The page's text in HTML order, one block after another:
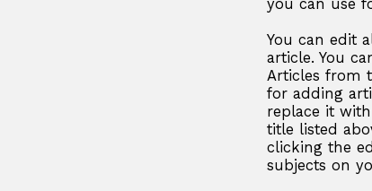
you can use
You can edit
article. You
Articles from
for adding
replace it
title listed
clicking the
subjects on